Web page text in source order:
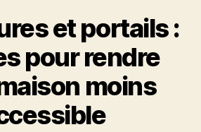
et portails :
pour rendre
moins